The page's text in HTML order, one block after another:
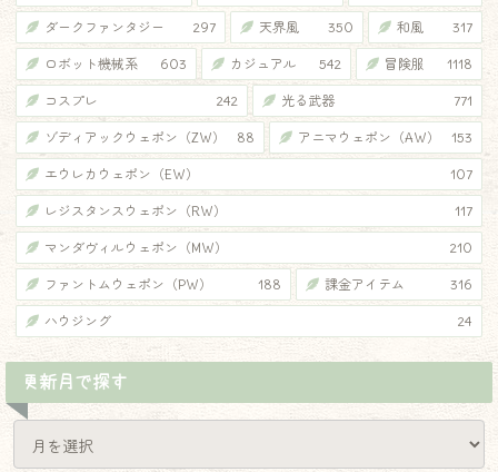
ダークファンタジー 297 天界風 350 和風 317
ロボット機械系 603 カジュアル 542 冒険服 1118
コスプレ 242 光る武器 771
ゾディアックウェポン（ZW） 88 アニマウェポン（AW） 153
エウレカウェポン（EW） 107
レジスタンスウェポン（RW） 117
マンダヴィルウェポン（MW） 210
ファントムウェポン（PW） 188 課金アイテム 316
ハウジング 24
更新月で探す